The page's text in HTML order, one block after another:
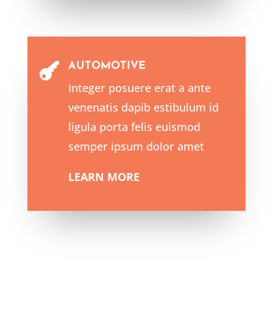
 AUTOMOTIVE
Integer posuere erat a ante
venenatis dapib estibulum id
ligula porta felis euismod
semper ipsum dolor amet
LEARN MORE